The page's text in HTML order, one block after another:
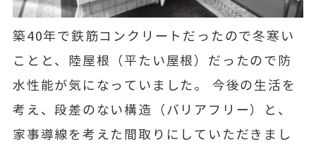
築40年で鉄筋コンクリートだったので冬寒い
ことと、陸屋根（平たい屋根）だったので防
水性能が気になっていました。 今後の生活を
考え、段差のない構造（バリアフリー）と、
家事導線を考えた間取りにしていただきまし